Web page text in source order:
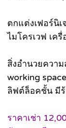
ตกแต่งเฟอร์นิเ
ไมโครเวฟ เครื่
สิ่งอำนวยควา
working
ลิฟต์ล็อคชั้น มี
ราคาเช่า